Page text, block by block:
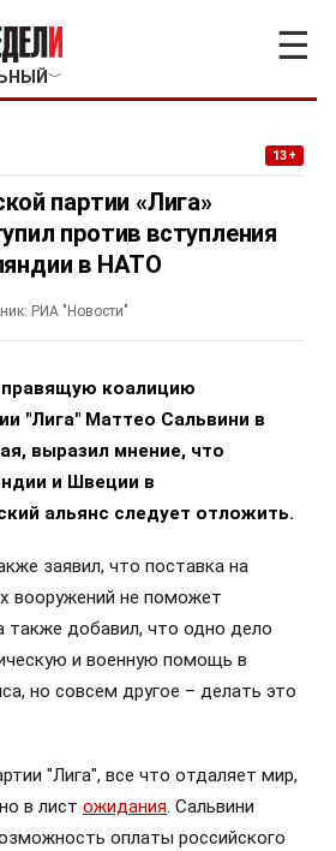
﹀
☰
13+
партии «Лига»
против вступления
в НАТО
РИА "Новости"
правящую коалицию
"Лига" Маттео Сальвини в
выразил мнение, что
и Швеции в
альянс следует отложить.
заявил, что поставка на
вооружений не поможет
добавил, что одно дело
и военную помощь в
но совсем другое – делать это
"Лига", все что отдаляет мир,
в лист ожидания. Сальвини
оплаты российского